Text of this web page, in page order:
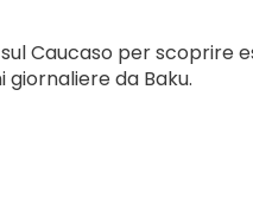
Caucaso per scoprire
da Baku.